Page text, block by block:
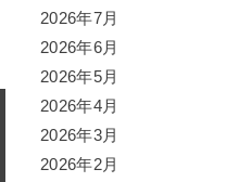
2026年7月
2026年6月
2026年5月
2026年4月
2026年3月
2026年2月